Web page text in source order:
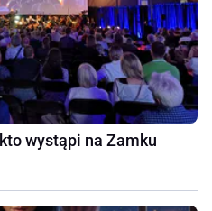
wystąpi na Zamku